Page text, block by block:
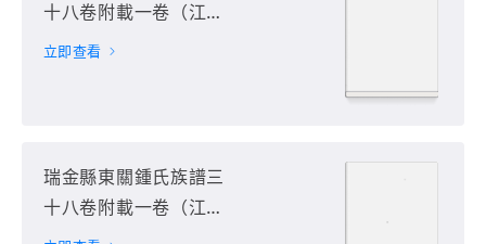
十八卷附載一卷（江西
省贛州市瑞金市）第11
立即查看
瑞金縣東關鍾氏族譜三
十八卷附載一卷（江西
省贛州市瑞金市）第12